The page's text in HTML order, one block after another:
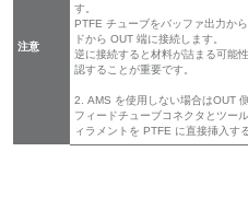
注意
す。
PTFE チューブをバッファ出力か
ドから OUT 端に接続します。
逆に接続すると材料が詰まる可能
認することが重要です。
2. AMS を使用しない場合はOUT
フィードチューブコネクタとツー
ィラメントを PTFE に直接挿入す